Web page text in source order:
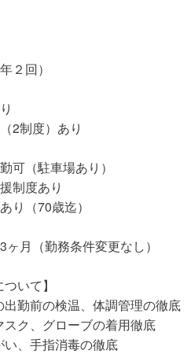
２回）
2制度）あり
可（駐車場あり）
制度あり
り（70歳迄）
月（勤務条件変更なし）
いて】
出勤前の検温、体調管理の徹底
スク、グローブの着用徹底
い、手指消毒の徹底